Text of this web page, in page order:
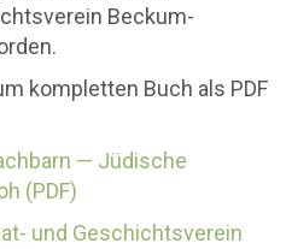
Beckum-
kompletten Buch als PDF
— Jüdische
(PDF)
und Geschichtsverein